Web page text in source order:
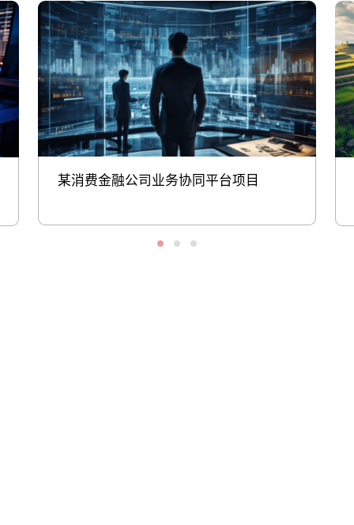
某消费金融公司业务协同平台项目